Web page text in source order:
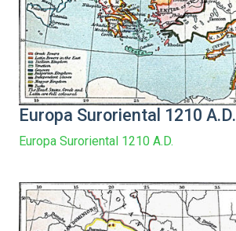
Europa Suroriental 1210 A.D.
Europa Suroriental 1210 A.D.